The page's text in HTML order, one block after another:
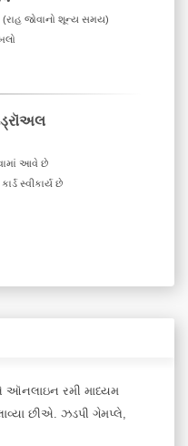
જોવાનો શૂન્ય સમય)
આવે છે
સ્વીકાર્ય છે
ઑનલાઇન રમી માધ્યમ
છીએ. ઝડપી ગેમપ્લે,